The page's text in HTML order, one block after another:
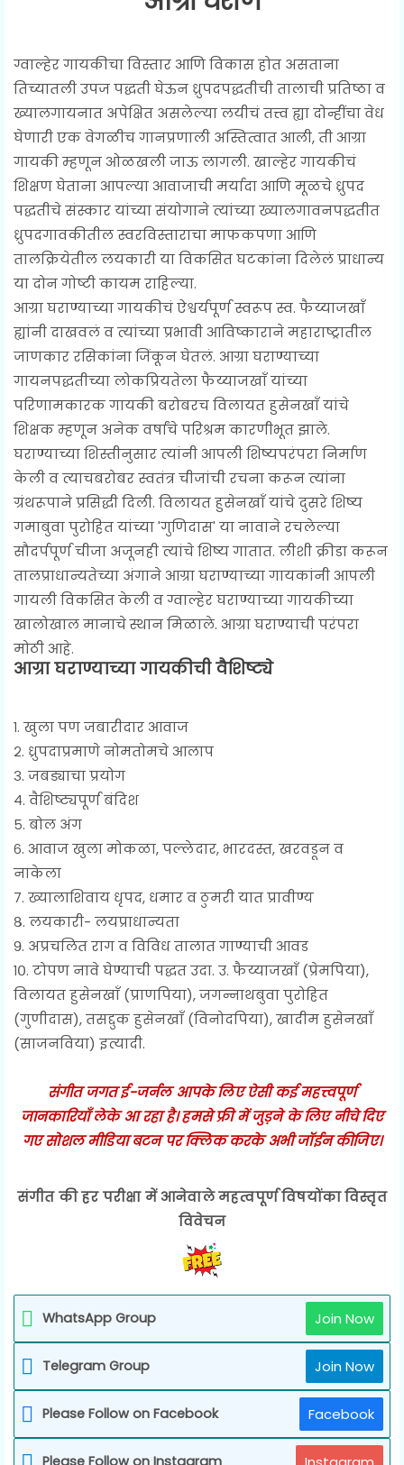
ग्वाल्हेर गायकीचा विस्तार आणि विकास होत असताना
तिच्यातली उपज पद्धती घेऊन ध्रुपदपद्धतीची तालाची प्रतिष्ठा व
ख्यालगायनात अपेक्षित असलेल्या लयीचं तत्त्व ह्या दोन्हींचा वेध
घेणारी एक वेगळीच गानप्रणाली अस्तित्वात आली, ती आग्रा
गायकी म्हणून ओळखली जाऊ लागली. खाल्हेर गायकीचं
शिक्षण घेताना आपल्या आवाजाची मर्यादा आणि मूळचे ध्रुपद
पद्धतीचे संस्कार यांच्या संयोगाने त्यांच्या ख्यालगावनपद्धतीत
ध्रुपदगावकीतील स्वरविस्ताराचा माफकपणा आणि
तालक्रियेतील लयकारी या विकसित घटकांना दिलेलं प्राधान्य
या दोन गोष्टी कायम राहिल्या.
आग्रा घराण्याच्या गायकीचं ऐश्वर्यपूर्ण स्वरूप स्व. फैय्याजखाँ
ह्यांनी दाखवलं व त्यांच्या प्रभावी आविष्काराने महाराष्ट्रातील
जाणकार रसिकांना जिंकून घेतलं. आग्रा घराण्याच्या
गायनपद्धतीच्या लोकप्रियतेला फैय्याजखाँ यांच्या
परिणामकारक गायकी बरोबरच विलायत हुसेनखाँ यांचे
शिक्षक म्हणून अनेक वर्षांचे परिश्रम कारणीभूत झाले.
घराण्याच्या शिस्तीनुसार त्यांनी आपली शिष्यपरंपरा निर्माण
केली व त्याचबरोबर स्वतंत्र चीजांची रचना करून त्यांना
ग्रंथरूपाने प्रसिद्धी दिली. विलायत हुसेनखाँ यांचे दुसरे शिष्य
गमाबुवा पुरोहित यांच्या 'गुणिदास' या नावाने रचलेल्या
सौदर्पपूर्ण चीजा अजूनही त्यांचे शिष्य गातात. लीशी क्रीडा करून
तालप्राधान्यतेच्या अंगाने आग्रा घराण्याच्या गायकांनी आपली
गायली विकसित केली व ग्वाल्हेर घराण्याच्या गायकीच्या
खालोखाल मानाचे स्थान मिळाले. आग्रा घराण्याची परंपरा
मोठी आहे.
आग्रा घराण्याच्या गायकीची वैशिष्ट्ये
१. खुला पण जबारीदार आवाज
२. ध्रुपदाप्रमाणे नोमतोमचे आलाप
३. जबड्याचा प्रयोग
४. वैशिष्ट्यपूर्ण बंदिश
५. बोल अंग
६. आवाज खुला मोकळा, पल्लेदार, भारदस्त, खरवडून व
नाकेला
७. ख्यालाशिवाय धृपद, धमार व ठुमरी यात प्रावीण्य
८. लयकारी- लयप्राधान्यता
९. अप्रचलित राग व विविध तालात गाण्याची आवड
१०. टोपण नावे घेण्याची पद्धत उदा. उ. फैय्याजखाँ (प्रेमपिया),
विलायत हुसेनखाँ (प्राणपिया), जगन्नाथबुवा पुरोहित
(गुणीदास), तसद्दुक हुसेनखाँ (विनोदपिया), खादीम हुसेनखाँ
(साजनविया) इत्यादी.
संगीत जगत ई-जर्नल आपके लिए ऐसी कई महत्त्वपूर्ण
जानकारियाँ लेके आ रहा है। हमसे फ्री में जुड़ने के लिए नीचे दिए
गए सोशल मीडिया बटन पर क्लिक करके अभी जॉईन कीजिए।
संगीत की हर परीक्षा में आनेवाले महत्वपूर्ण विषयोंका विस्तृत
विवेचन
WhatsApp Group Join Now
Telegram Group Join Now
Please Follow on Facebook Facebook
Please Follow on Instagram